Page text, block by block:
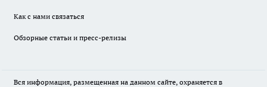
Как с нами связаться
Обзорные статьи и пресс-релизы
Вся информация, размещенная на данном сайте, охраняется в